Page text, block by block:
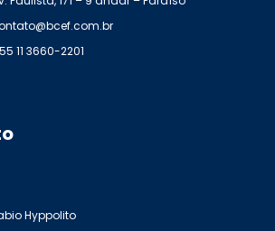
11 3660-2201
Hyppolito